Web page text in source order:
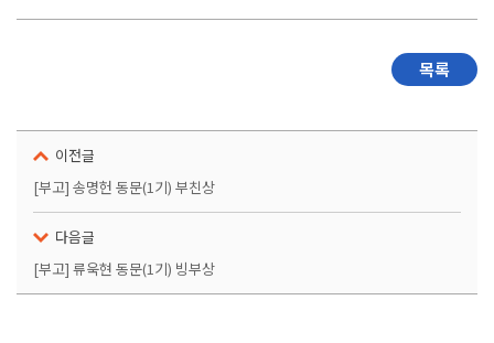
목록
이전글
[부고] 송명헌 동문(1기) 부친상
다음글
[부고] 류욱현 동문(1기) 빙부상